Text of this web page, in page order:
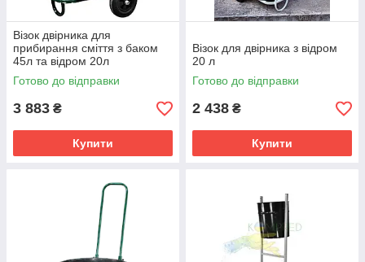
Візок двірника для
прибирання сміття з баком
45л та відром 20л
600х550х1000мм Зелений
Kompred OL432
Готово до відправки
3 883 ₴
Купити
Візок для двірника з відром
20 л
Готово до відправки
2 438 ₴
Купити